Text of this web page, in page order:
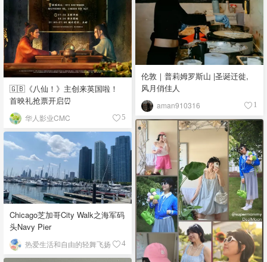
🇬🇧《八仙！》主创来英国啦！
首映礼抢票开启⏰
华人影业CMC 5
伦敦｜普莉姆罗斯山 |圣诞迁徙,
风月俏佳人
aman910316 1
Chicago芝加哥City Walk之海军码
头Navy Pier
热爱生活和自由的轻舞飞扬 4